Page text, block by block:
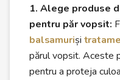
1. Alege produse
pentru păr vopsit:
balsamuriși
părul vopsit. Aceste
pentru a proteja